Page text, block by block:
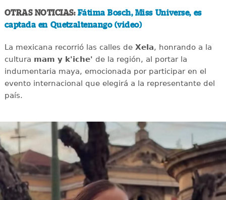
OTRAS NOTICIAS: Fátima Bosch, Miss Universe, es
captada en Quetzaltenango (video)
La mexicana recorrió las calles deXela, honrando a la
cultura mam y k'iche' de la región, al portar la
indumentaria maya, emocionada por participar en el
evento internacional que elegirá a la representante del
país.